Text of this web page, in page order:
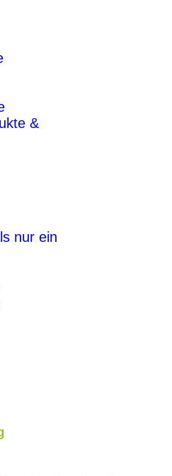
&
nur ein